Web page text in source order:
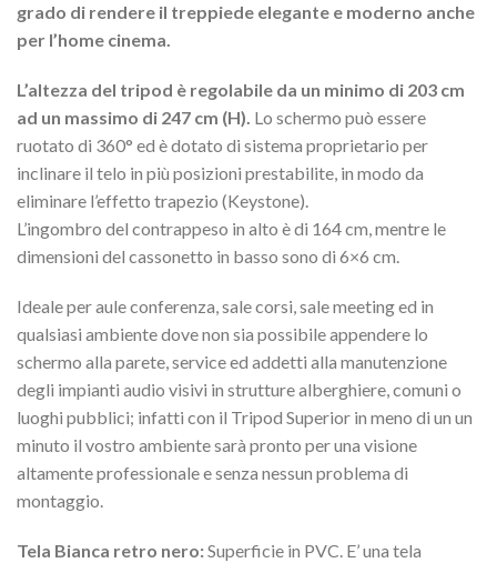
grado di rendere il treppiede elegante e moderno anche
per l’home cinema.
L’altezza del tripod è regolabile da un minimo di 203 cm
ad un massimo di 247 cm (H). Lo schermo può essere
ruotato di 360° ed è dotato di sistema proprietario per
inclinare il telo in più posizioni prestabilite, in modo da
eliminare l’effetto trapezio (Keystone).
L’ingombro del contrappeso in alto è di 164 cm, mentre le
dimensioni del cassonetto in basso sono di 6×6 cm.
Ideale per aule conferenza, sale corsi, sale meeting ed in
qualsiasi ambiente dove non sia possibile appendere lo
schermo alla parete, service ed addetti alla manutenzione
degli impianti audio visivi in strutture alberghiere, comuni o
luoghi pubblici; infatti con il Tripod Superior in meno di un un
minuto il vostro ambiente sarà pronto per una visione
altamente professionale e senza nessun problema di
montaggio.
Tela Bianca retro nero:Superficie in PVC. E’ una tela